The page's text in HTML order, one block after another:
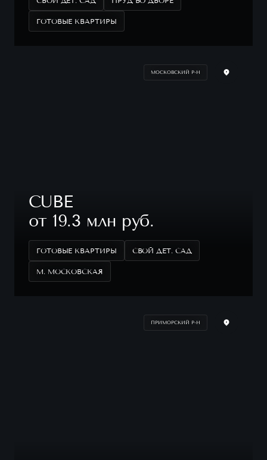
ГОТОВЫЕ КВАРТИРЫ
МОСКОВСКИЙ Р-Н
CUBE
от 19.3 млн руб.
ГОТОВЫЕ КВАРТИРЫ СВОЙ ДЕТ. САД
М. МОСКОВСКАЯ
ПРИМОРСКИЙ Р-Н